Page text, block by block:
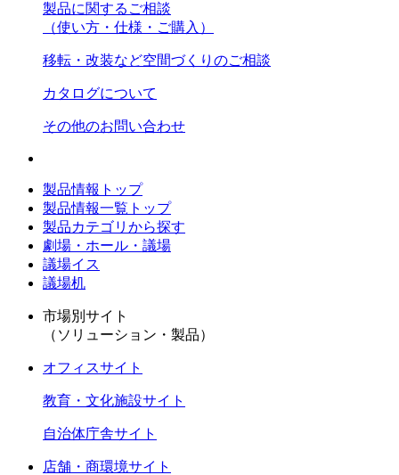
製品に関するご相談
（使い方・仕様・ご購入）
移転・改装など空間づくりのご相談
カタログについて
その他のお問い合わせ
製品情報トップ
製品情報一覧トップ
製品カテゴリから探す
劇場・ホール・議場
議場イス
議場机
市場別サイト
（ソリューション・製品）
オフィスサイト
教育・文化施設サイト
自治体庁舎サイト
店舗・商環境サイト